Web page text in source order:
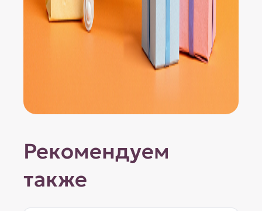
Рекомендуем
также